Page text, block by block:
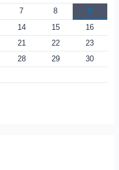
7 8
9
14 15
16
21 22
23
28 29
30